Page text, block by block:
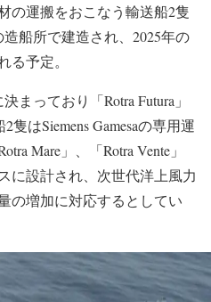
の運搬をおこなう輸送船2隻
船所で建造され、2025年の
る予定。
まっており「Rotra Futura」
隻はSiemens Gamesaの専用運
Mare」、「Rotra Vente」
に設計され、次世代洋上風力
の増加に対応するとしてい